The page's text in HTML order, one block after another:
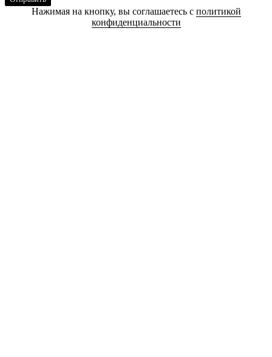
Нажимая на кнопку, вы соглашаетесь с политикой
конфиденциальности